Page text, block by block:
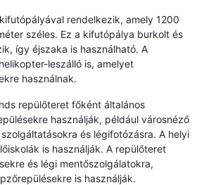
rendelkezik, amely 1200
széles. Ez a kifutópálya burkolt és
így éjszaka is használható. A
leszálló is, amelyet
használnak.
repülőteret főként általános
használják, például városnéző
és légifotózásra. A helyi
is használják. A repülőteret
és légi mentőszolgálatokra,
is használják.